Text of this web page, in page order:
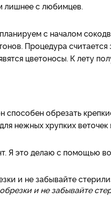
лишнее с любимцев.
с началом
Процедура
цветоносы. К лету
способен обрезать
нежных хрупких веточек
Я это делаю с помощью
и не забывайте